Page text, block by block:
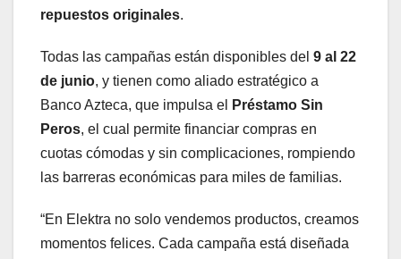
repuestos originales.
Todas las campañas están disponibles del 9 al 22
de junio, y tienen como aliado estratégico a
Banco Azteca, que impulsa el
Préstamo Sin
Peros, el cual permite financiar compras en
cuotas cómodas y sin complicaciones, rompiendo
las barreras económicas para miles de familias.
“En Elektra no solo vendemos productos, creamos
momentos felices. Cada campaña está diseñada